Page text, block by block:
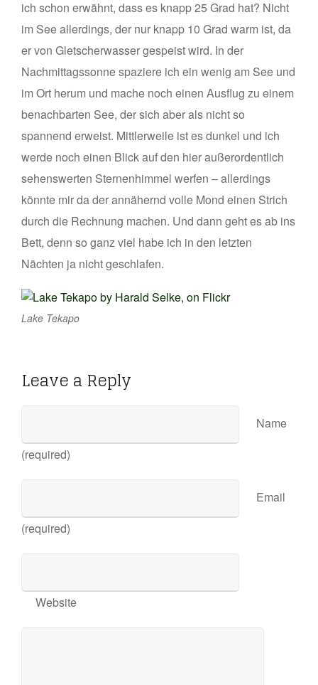
ich schon erwähnt, dass es knapp 25 Grad hat? Nicht
im See allerdings, der nur knapp 10 Grad warm ist, da
er von Gletscherwasser gespeist wird. In der
Nachmittagssonne spaziere ich ein wenig am See und
im Ort herum und mache noch einen Ausflug zu einem
benachbarten See, der sich aber als nicht so
spannend erweist. Mittlerweile ist es dunkel und ich
werde noch einen Blick auf den hier außerordentlich
sehenswerten Sternenhimmel werfen – allerdings
könnte mir da der annähernd volle Mond einen Strich
durch die Rechnung machen. Und dann geht es ab ins
Bett, denn so ganz viel habe ich in den letzten
Nächten ja nicht geschlafen.
Lake Tekapo
Leave a Reply
Name
(required)
Email
(required)
Website